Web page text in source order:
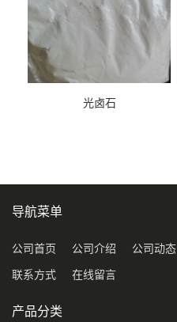
光卤石
导航菜单
公司首页 公司介绍 公司动态
联系方式 在线留言
产品分类